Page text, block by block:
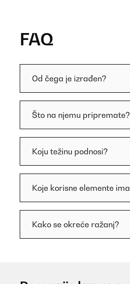
FAQ
Od čega je izrađen?
Što na njemu pripremate?
Koju težinu podnosi?
Koje korisne elemente
Kako se okreće ražanj?